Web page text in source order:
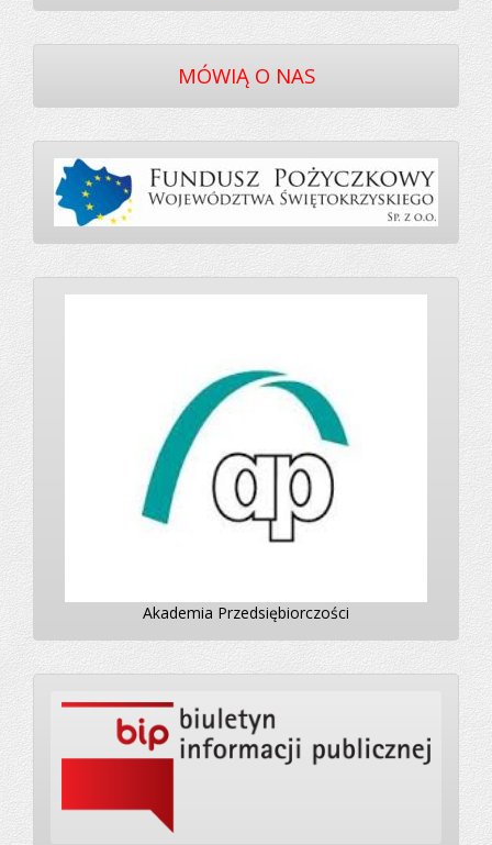
MÓWIĄ O NAS
Akademia Przedsiębiorczości